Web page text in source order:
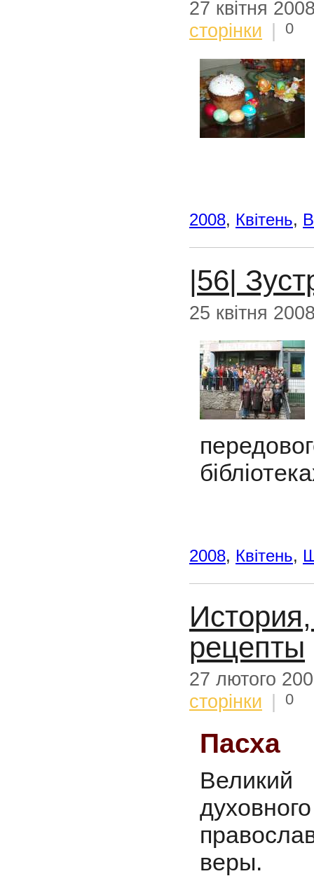
27 квітня
сторінки
0
2008, Квітень,
|56|
25 квітня
2008, Квітень,
рецепты
27 лютого
сторінки
0
Пасха
веры.